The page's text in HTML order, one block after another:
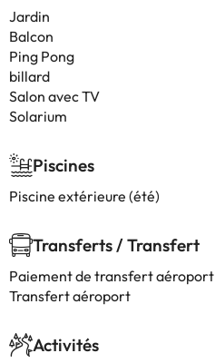
Jardin
Balcon
Ping Pong
billard
Salon avec TV
Solarium
Piscines
Piscine extérieure (été)
Transferts / Transfert
Paiement de transfert aéroport
Transfert aéroport
Activités